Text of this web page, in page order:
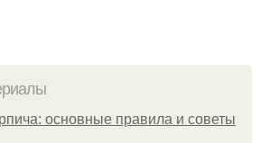
основные правила и советы